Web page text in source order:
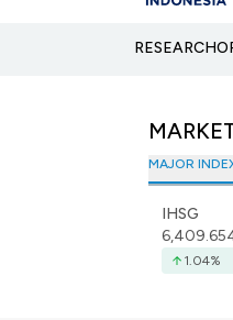
RESEARCH
MAJOR
IHSG
1.04%